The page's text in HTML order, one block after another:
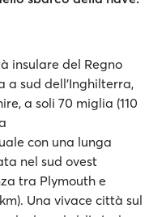
insulare del Regno
a sud dell'Inghilterra,
a soli 70 miglia (110
con una lunga
nel sud ovest
tra Plymouth e
Una vivace città sul